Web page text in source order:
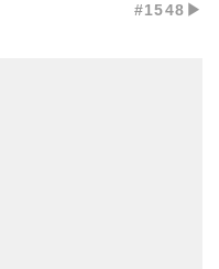
#1548▶︎